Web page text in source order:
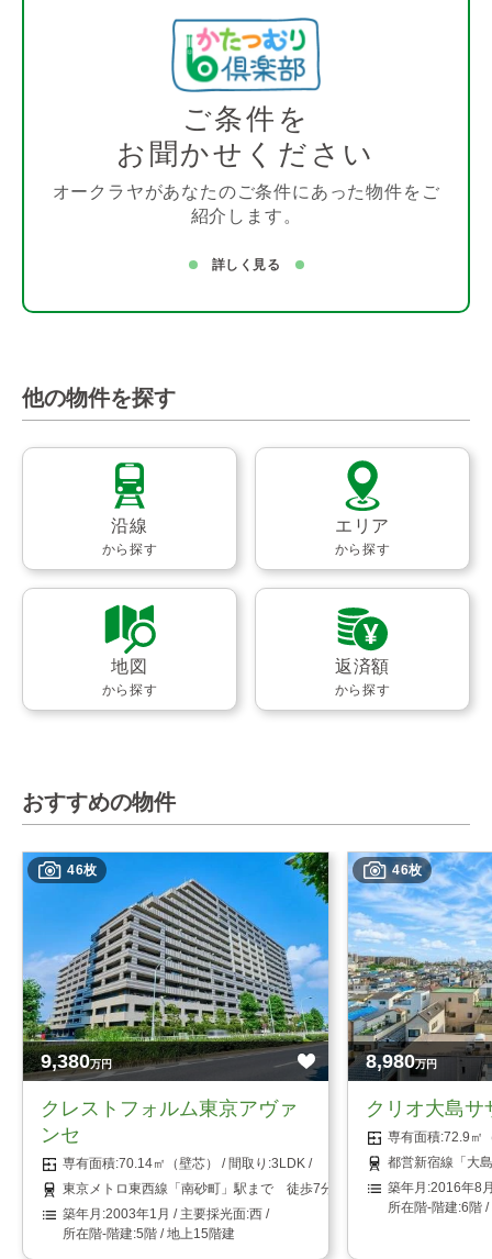
ご条件を
お聞かせください
オークラヤがあなたのご条件にあった物件をご
紹介します。
詳しく見る
他の物件を探す
沿線
から探す
エリア
から探す
地図
から探す
返済額
から探す
おすすめの物件
46枚
9,380万円
クレストフォルム東京アヴァ
ンセ
70.14㎡（壁芯）
3LDK
東京メトロ東西線「南砂町」駅まで 徒歩7分
2003年1月
西
5階 / 地上15階建
46枚
8,980万円
クリオ大島サ
72.9㎡
都営新宿線「大
2016年8
6階 /